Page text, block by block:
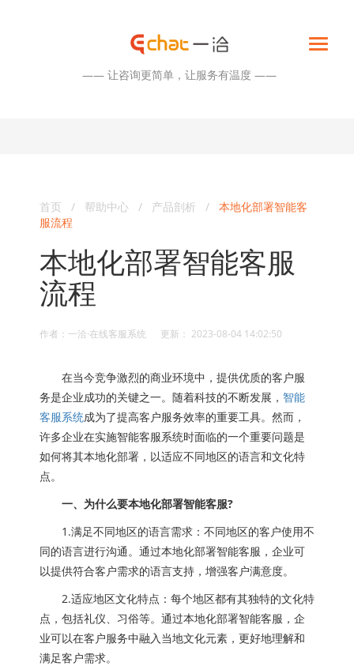
—— 让咨询更简单，让服务有温度 ——
首页 / 帮助中心 / 产品剖析 / 本地化部署智能客
服流程
本地化部署智能客服
流程
作者：一洽·在线客服系统 更新： 2023-08-04 14:02:50
在当今竞争激烈的商业环境中，提供优质的客户服
务是企业成功的关键之一。随着科技的不断发展， 智能
客服系统成为了提高客户服务效率的重要工具。然而，
许多企业在实施智能客服系统时面临的一个重要问题是
如何将其本地化部署，以适应不同地区的语言和文化特
点。
一、为什么要本地化部署智能客服?
1.满足不同地区的语言需求：不同地区的客户使用不
同的语言进行沟通。通过本地化部署智能客服，企业可
以提供符合客户需求的语言支持，增强客户满意度。
2.适应地区文化特点：每个地区都有其独特的文化特
点，包括礼仪、习俗等。通过本地化部署智能客服，企
业可以在客户服务中融入当地文化元素，更好地理解和
满足客户需求。